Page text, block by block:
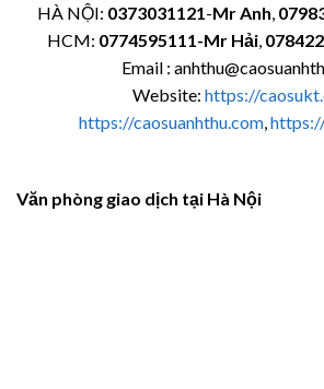
HÀ NỘI: 0373031121-Mr Anh,
HCM: 0774595111-Mr Hải,
Email :
Website: https://
https://caosuanhthu.com,
Văn phòng giao dịch tại Hà Nội